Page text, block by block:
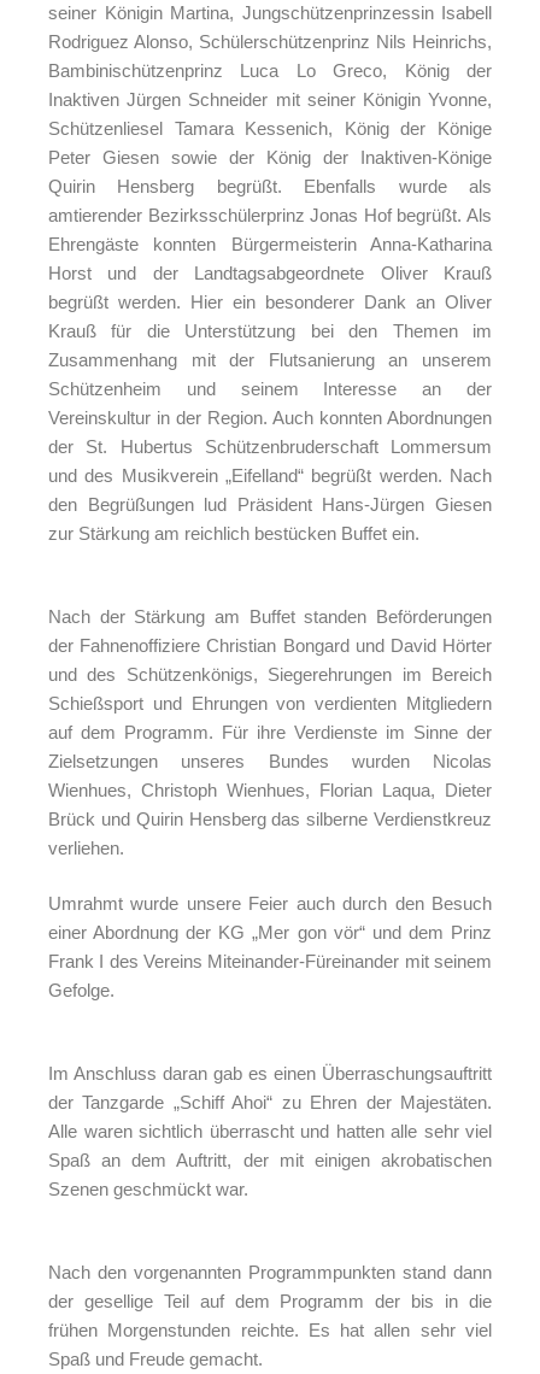
seiner Königin Martina, Jungschützenprinzessin Isabell
Rodriguez Alonso, Schülerschützenprinz Nils Heinrichs,
Bambinischützenprinz Luca Lo Greco, König der
Inaktiven Jürgen Schneider mit seiner Königin Yvonne,
Schützenliesel Tamara Kessenich, König der Könige
Peter Giesen sowie der König der Inaktiven-Könige
Quirin Hensberg begrüßt. Ebenfalls wurde als
amtierender Bezirksschülerprinz Jonas Hof begrüßt. Als
Ehrengäste konnten Bürgermeisterin Anna-Katharina
Horst und der Landtagsabgeordnete Oliver Krauß
begrüßt werden. Hier ein besonderer Dank an Oliver
Krauß für die Unterstützung bei den Themen im
Zusammenhang mit der Flutsanierung an unserem
Schützenheim und seinem Interesse an der
Vereinskultur in der Region. Auch konnten Abordnungen
der St. Hubertus Schützenbruderschaft Lommersum
und des Musikverein „Eifelland“ begrüßt werden. Nach
den Begrüßungen lud Präsident Hans-Jürgen Giesen
zur Stärkung am reichlich bestücken Buffet ein.
Nach der Stärkung am Buffet standen Beförderungen
der Fahnenoffiziere Christian Bongard und David Hörter
und des Schützenkönigs, Siegerehrungen im Bereich
Schießsport und Ehrungen von verdienten Mitgliedern
auf dem Programm. Für ihre Verdienste im Sinne der
Zielsetzungen unseres Bundes wurden Nicolas
Wienhues, Christoph Wienhues, Florian Laqua, Dieter
Brück und Quirin Hensberg das silberne Verdienstkreuz
verliehen.
Umrahmt wurde unsere Feier auch durch den Besuch
einer Abordnung der KG „Mer gon vör“ und dem Prinz
Frank I des Vereins Miteinander-Füreinander mit seinem
Gefolge.
Im Anschluss daran gab es einen Überraschungsauftritt
der Tanzgarde „Schiff Ahoi“ zu Ehren der Majestäten.
Alle waren sichtlich überrascht und hatten alle sehr viel
Spaß an dem Auftritt, der mit einigen akrobatischen
Szenen geschmückt war.
Nach den vorgenannten Programmpunkten stand dann
der gesellige Teil auf dem Programm der bis in die
frühen Morgenstunden reichte. Es hat allen sehr viel
Spaß und Freude gemacht.